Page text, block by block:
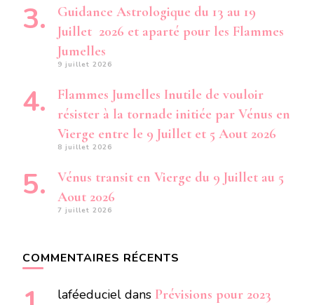
Guidance Astrologique du 13 au 19
Juillet 2026 et aparté pour les Flammes
Jumelles
9 juillet 2026
Flammes Jumelles Inutile de vouloir
résister à la tornade initiée par Vénus en
Vierge entre le 9 Juillet et 5 Aout 2026
8 juillet 2026
Vénus transit en Vierge du 9 Juillet au 5
Aout 2026
7 juillet 2026
COMMENTAIRES RÉCENTS
laféeduciel dans Prévisions pour 2023